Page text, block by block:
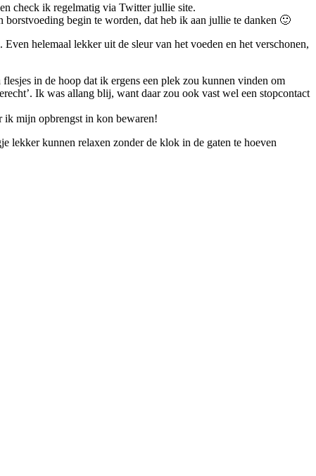
check ik regelmatig via Twitter jullie site.
begin te worden, dat heb ik aan jullie te danken 🙂
helemaal lekker uit de sleur van het voeden en het verschonen,
in de hoop dat ik ergens een plek zou kunnen vinden om
Ik was allang blij, want daar zou ook vast wel een stopcontact
ik mijn opbrengst in kon bewaren!
lekker kunnen relaxen zonder de klok in de gaten te hoeven